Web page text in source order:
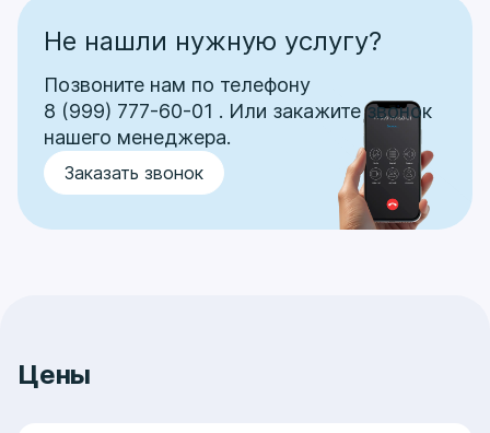
Заказать звонок
Не нашли нужную услугу?
Позвоните нам по телефону
8 (999) 777-60-01 . Или закажите звонок
нашего менеджера.
Цены